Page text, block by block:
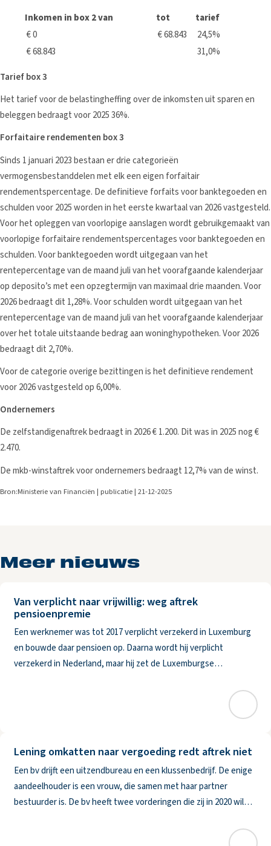
Inkomen in box 2 van tot
tarief
€ 0
€ 68.843
24,5%
€ 68.843
31,0%
Tarief box 3
Het tarief voor de belastingheffing over de inkomsten uit sparen en
beleggen bedraagt voor 2025 36%.
Forfaitaire rendementen box 3
Sinds 1 januari 2023 bestaan er drie categorieën
vermogensbestanddelen met elk een eigen forfaitair
rendementspercentage. De definitieve forfaits voor banktegoeden en
schulden voor 2025 worden in het eerste kwartaal van 2026 vastgesteld.
Voor het opleggen van voorlopige aanslagen wordt gebruikgemaakt van
voorlopige forfaitaire rendementspercentages voor banktegoeden en
schulden. Voor banktegoeden wordt uitgegaan van het
rentepercentage van de maand juli van het voorafgaande kalenderjaar
op deposito’s met een opzegtermijn van maximaal drie maanden. Voor
2026 bedraagt dit 1,28%. Voor schulden wordt uitgegaan van het
rentepercentage van de maand juli van het voorafgaande kalenderjaar
over het totale uitstaande bedrag aan woninghypotheken. Voor 2026
bedraagt dit 2,70%.
Voor de categorie overige bezittingen is het definitieve rendement
voor 2026 vastgesteld op 6,00%.
Ondernemers
De zelfstandigenaftrek bedraagt in 2026 € 1.200. Dit was in 2025 nog €
2.470.
De mkb-winstaftrek voor ondernemers bedraagt 12,7% van de winst.
Bron:Ministerie van Financiën | publicatie | 21-12-2025
Meer nieuws
Van verplicht naar vrijwillig: weg aftrek
pensioenpremie
Een werknemer was tot 2017 verplicht verzekerd in Luxemburg
en bouwde daar pensioen op. Daarna wordt hij verplicht
verzekerd in Nederland, maar hij zet de Luxemburgse
Lening omkatten naar vergoeding redt aftrek niet
Een bv drijft een uitzendbureau en een klussenbedrijf. De enige
aandeelhouder is een vrouw, die samen met haar partner
bestuurder is. De bv heeft twee vorderingen die zij in 2020 wil